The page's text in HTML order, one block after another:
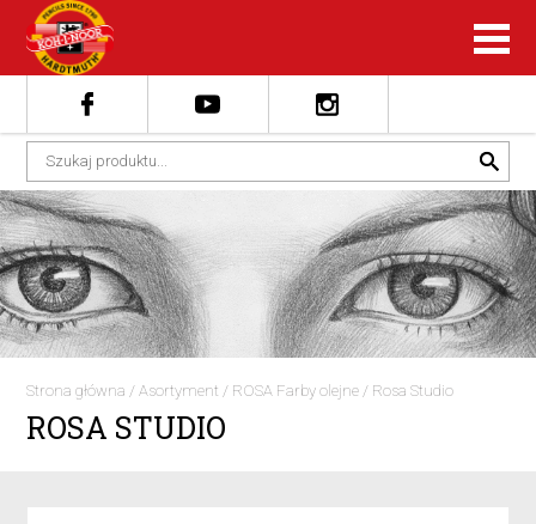
Strona główna /Asortyment / ROSA Farby olejne / Rosa Studio
ROSA STUDIO